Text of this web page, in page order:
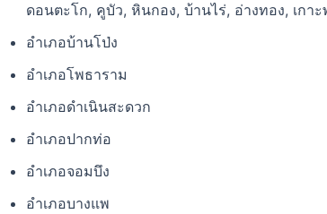
ดอนตะโก, คูบัว, หินกอง, บ้านไร่, อ่างทอง, เกา
อำเภอบ้านโป่ง
อำเภอโพธาราม
อำเภอดำเนินสะดวก
อำเภอปากท่อ
อำเภอจอมบึง
อำเภอบางแพ